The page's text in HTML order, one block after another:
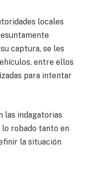
locales
captura, se les
entre ellos
para intentar
las indagatorias
robado tanto en
la situación